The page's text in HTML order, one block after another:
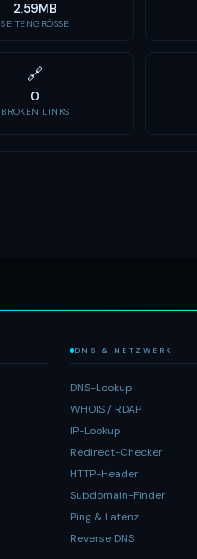
2.59MB
SEITENGRÖSSE
🔗
0
BROKEN LINKS
DNS & NETZWERK
DNS-Lookup
WHOIS / RDAP
IP-Lookup
Redirect-Checker
HTTP-Header
Subdomain-Finder
Ping & Latenz
Reverse DNS